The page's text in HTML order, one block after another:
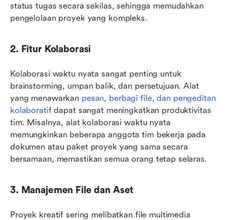
status tugas secara sekilas, sehingga memudahkan
pengelolaan proyek yang kompleks.
2. Fitur Kolaborasi
Kolaborasi waktu nyata sangat penting untuk
brainstorming, umpan balik, dan persetujuan. Alat
yang menawarkan pesan, berbagi file, dan pengeditan
kolaboratif dapat sangat meningkatkan produktivitas
tim. Misalnya, alat kolaborasi waktu nyata
memungkinkan beberapa anggota tim bekerja pada
dokumen atau paket proyek yang sama secara
bersamaan, memastikan semua orang tetap selaras.
3. Manajemen File dan Aset
Proyek kreatif sering melibatkan file multimedia